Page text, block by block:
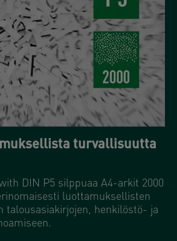
turvallisuutta
DIN P5 silppuaa A4-arkit 2000
luottamuksellisten
talousasiakirjojen, henkilöstö- ja